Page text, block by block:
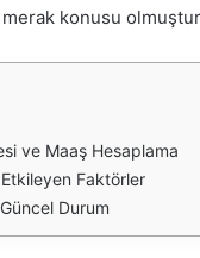
konusu
ve Maaş Hesaplama
Etkileyen Faktörler
Durum